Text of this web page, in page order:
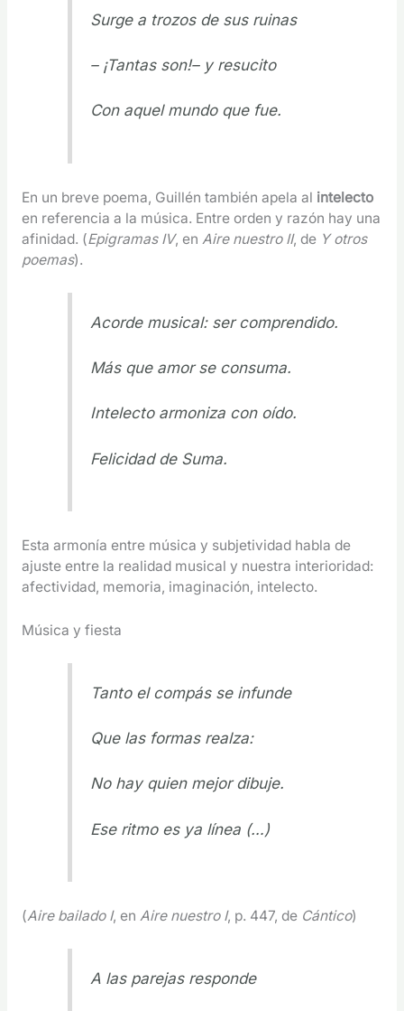
Surge a trozos de sus ruinas
– ¡Tantas son!– y resucito
Con aquel mundo que fue.
En un breve poema, Guillén también apela al intelecto
en referencia a la música. Entre orden y razón hay una
afinidad. (Epigramas IV, en Aire nuestro II, de Y otros
poemas).
Acorde musical: ser comprendido.
Más que amor se consuma.
Intelecto armoniza con oído.
Felicidad de Suma.
Esta armonía entre música y subjetividad habla de
ajuste entre la realidad musical y nuestra interioridad:
afectividad, memoria, imaginación, intelecto.
Música y fiesta
Tanto el compás se infunde
Que las formas realza:
No hay quien mejor dibuje.
Ese ritmo es ya línea (…)
(Aire bailado I, en Aire nuestro I, p. 447, de Cántico)
A las parejas responde